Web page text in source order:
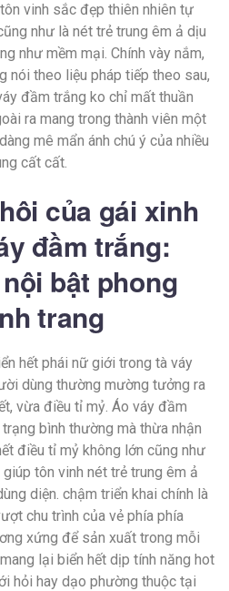
vinh sắc đẹp thiên nhiên tự
như là nét trẻ trung êm ả dịu
như mềm mại. Chính vày nắm,
nói theo liệu pháp tiếp theo sau,
đầm trắng ko chỉ mất thuần
ra mang trong thành viên một
mê mẩn ánh chú ý của nhiều
cất cất.
của gái xinh
đầm trắng:
bật phong
trang
hết phái nữ giới trong tà váy
dùng thường mường tưởng ra
vừa điều tỉ mỷ. Áo váy đầm
bình thường mà thừa nhận
điều tỉ mỷ không lớn cũng như
tôn vinh nét trẻ trung êm ả
diện. chậm triển khai chính là
chu trình của vẻ phía phía
xứng để sản xuất trong mỗi
lại biển hết dịp tính năng hot
hỏi hay dạo phường thuộc tại